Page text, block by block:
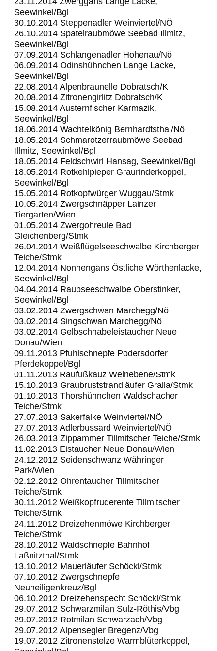
Seewinkel/Bgl
30.10.2014 Steppenadler Weinviertel/NÖ
26.10.2014 Spatelraubmöwe Seebad Illmitz,
Seewinkel/Bgl
07.09.2014 Schlangenadler Hohenau/Nö
06.09.2014 Odinshühnchen Lange Lacke,
Seewinkel/Bgl
22.08.2014 Alpenbraunelle Dobratsch/K
20.08.2014 Zitronengirlitz Dobratsch/K
15.08.2014 Austernfischer Karmazik,
Seewinkel/Bgl
18.06.2014 Wachtelkönig Bernhardtsthal/Nö
18.05.2014 Schmarotzerraubmöwe Seebad
Illmitz, Seewinkel/Bgl
18.05.2014 Feldschwirl Hansag, Seewinkel/Bgl
18.05.2014 Rotkehlpieper Graurinderkoppel,
Seewinkel/Bgl
15.05.2014 Rotkopfwürger Wuggau/Stmk
10.05.2014 Zwergschnäpper Lainzer
Tiergarten/Wien
01.05.2014 Zwergohreule Bad
Gleichenberg/Stmk
26.04.2014 Weißflügelseeschwalbe Kirchberger
Teiche/Stmk
12.04.2014 Nonnengans Östliche Wörthenlacke,
Seewinkel/Bgl
04.04.2014 Raubseeschwalbe Oberstinker,
Seewinkel/Bgl
03.02.2014 Zwergschwan Marchegg/Nö
03.02.2014 Singschwan Marchegg/Nö
03.02.2014 Gelbschnabeleistaucher Neue
Donau/Wien
09.11.2013 Pfuhlschnepfe Podersdorfer
Pferdekoppel/Bgl
01.11.2013 Raufußkauz Weinebene/Stmk
15.10.2013 Graubruststrandläufer Gralla/Stmk
01.10.2013 Thorshühnchen Waldschacher
Teiche/Stmk
27.07.2013 Sakerfalke Weinviertel/NÖ
27.07.2013 Adlerbussard Weinviertel/NÖ
26.03.2013 Zippammer Tillmitscher Teiche/Stmk
11.02.2013 Eistaucher Neue Donau/Wien
24.12.2012 Seidenschwanz Währinger
Park/Wien
02.12.2012 Ohrentaucher Tillmitscher
Teiche/Stmk
30.11.2012 Weißkopfruderente Tillmitscher
Teiche/Stmk
24.11.2012 Dreizehenmöwe Kirchberger
Teiche/Stmk
28.10.2012 Waldschnepfe Bahnhof
Laßnitzthal/Stmk
13.10.2012 Mauerläufer Schöckl/Stmk
07.10.2012 Zwergschnepfe
Neuheiligenkreuz/Bgl
06.10.2012 Dreizehenspecht Schöckl/Stmk
29.07.2012 Schwarzmilan Sulz-Röthis/Vbg
29.07.2012 Rotmilan Schwarzach/Vbg
29.07.2012 Alpensegler Bregenz/Vbg
19.07.2012 Zitronenstelze Warmblüterkoppel,